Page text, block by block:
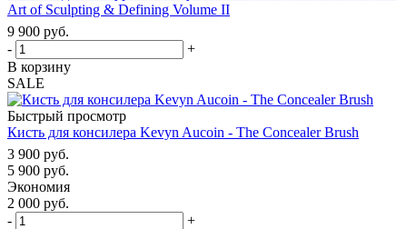
Art of Sculpting & Defining Volume II
9 900 руб.
-
+
В корзину
SALE
Быстрый просмотр
Кисть для консилера Kevyn Aucoin - The Concealer Brush
3 900 руб.
5 900 руб.
Экономия
2 000 руб.
-
+